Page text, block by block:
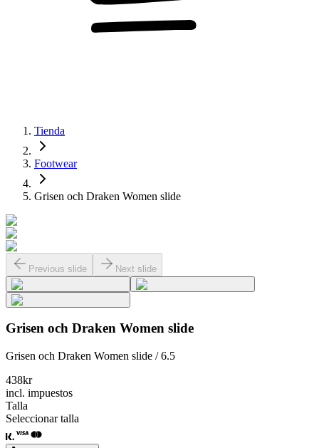
Tienda
Footwear
Grisen och Draken Women slide
Previous slide Next slide
Grisen och Draken Women slide
Grisen och Draken Women slide / 6.5
438kr
incl. impuestos
Talla
Seleccionar talla